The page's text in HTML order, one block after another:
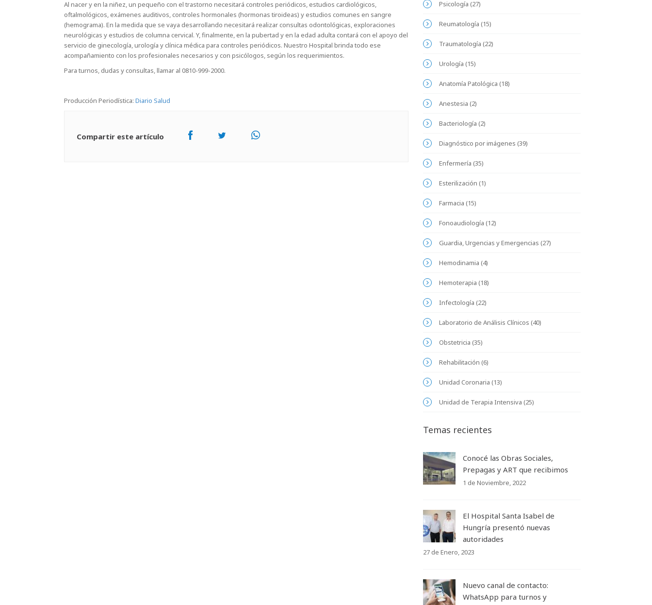
Al nacer y en la niñez, un pequeño con el trastorno necesitará controles periódicos, estudios cardiológicos,
oftalmológicos, exámenes auditivos, controles hormonales (hormonas tiroideas) y estudios comunes en sangre
(hemograma). En la medida que se vaya desarrollando necesitará realizar consultas odontológicas, exploraciones
neurológicas y estudios de columna cervical. Y, finalmente, en la pubertad y en la edad adulta contará con el apoyo del
servicio de ginecología, urología y clínica médica para controles periódicos. Nuestro Hospital brinda todo ese
acompañamiento con los profesionales necesarios y con psicólogos, según los requerimientos.
Para turnos, dudas y consultas, llamar al 0810-999-2000.
Producción Periodística: Diario Salud
Compartir este artículo
Psicología (27)
Reumatología (15)
Traumatología (22)
Urología (15)
Anatomía Patológica (18)
Anestesia (2)
Bacteriología (2)
Diagnóstico por imágenes (39)
Enfermería (35)
Esterilización (1)
Farmacia (15)
Fonoaudiología (12)
Guardia, Urgencias y Emergencias (27)
Hemodinamia (4)
Hemoterapia (18)
Infectología (22)
Laboratorio de Análisis Clínicos (40)
Obstetricia (35)
Rehabilitación (6)
Unidad Coronaria (13)
Unidad de Terapia Intensiva (25)
Temas recientes
Conocé las Obras Sociales,
Prepagas y ART que recibimos
1 de Noviembre, 2022
El Hospital Santa Isabel de
Hungría presentó nuevas
autoridades
27 de Enero, 2023
Nuevo canal de contacto:
WhatsApp para turnos y